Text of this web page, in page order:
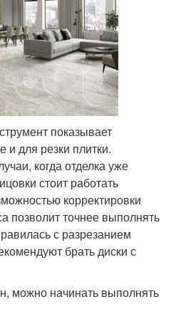
показывает
и для резки плитки.
когда отделка уже
стоит работать
корректировки
позволит точнее выполнять
с разрезанием
брать диски с
можно начинать выполнять